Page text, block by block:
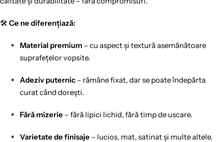
🛠️ Ce ne diferențiază:
Material premium – cu aspect și textură asemănătoare
suprafețelor vopsite.
Adeziv puternic – rămâne fixat, dar se poate îndepărta
curat când dorești.
Fără mizerie – fără lipici lichid, fără timp de uscare.
Varietate de finisaje – lucios, mat, satinat și multe altele.